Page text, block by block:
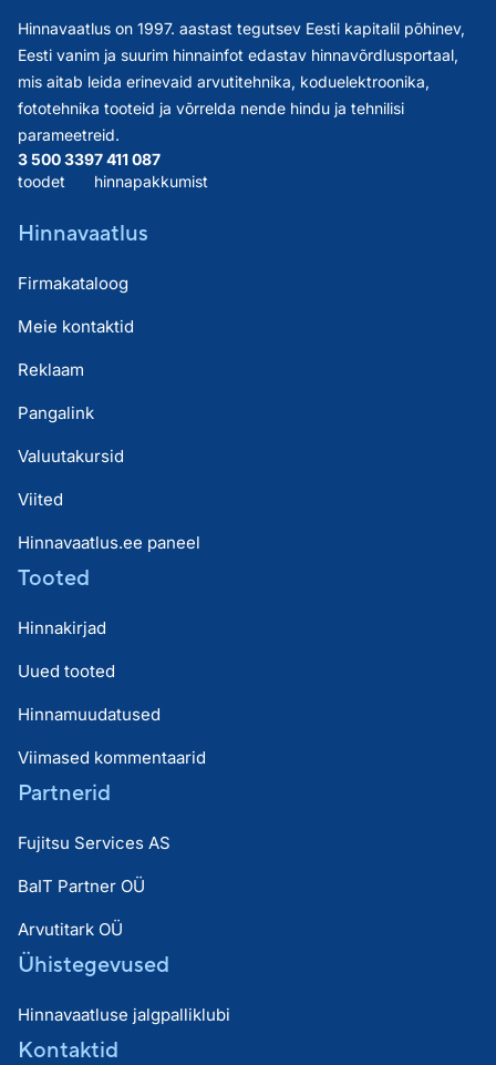
Hinnavaatlus on 1997. aastast tegutsev Eesti kapitalil põhinev,
Eesti vanim ja suurim hinnainfot edastav hinnavõrdlusportaal,
mis aitab leida erinevaid arvutitehnika, koduelektroonika,
fototehnika tooteid ja võrrelda nende hindu ja tehnilisi
parameetreid.
3 500 339
toodet
7 411 087
hinnapakkumist
Hinnavaatlus
Firmakataloog
Meie kontaktid
Reklaam
Pangalink
Valuutakursid
Viited
Hinnavaatlus.ee paneel
Tooted
Hinnakirjad
Uued tooted
Hinnamuudatused
Viimased kommentaarid
Partnerid
Fujitsu Services AS
BaIT Partner OÜ
Arvutitark OÜ
Ühistegevused
Hinnavaatluse jalgpalliklubi
Kontaktid